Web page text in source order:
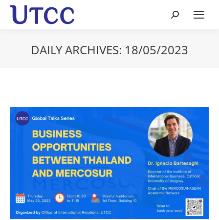
Search:
DAILY ARCHIVES: 18/05/2023